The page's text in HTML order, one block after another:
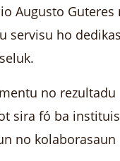
Augusto Guteres
servisu ho
no rezultadu
sira fó ba
no